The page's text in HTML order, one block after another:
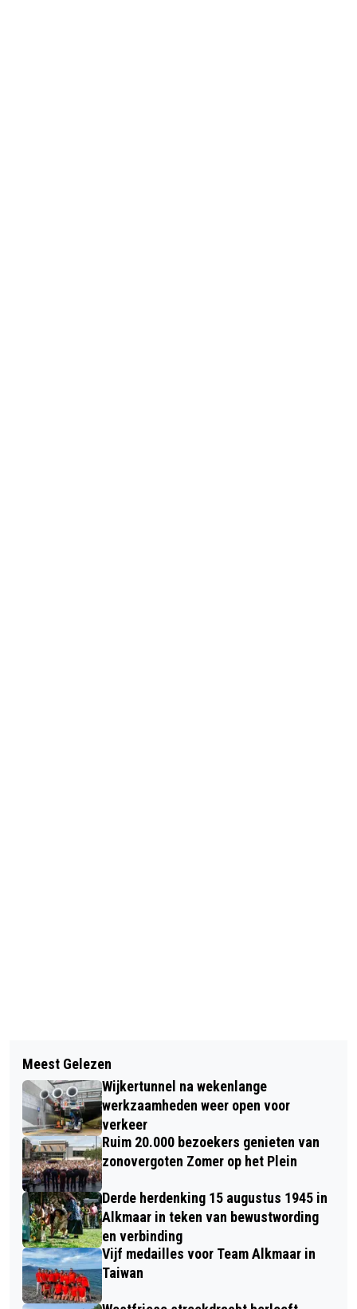
VOGELGRIEP VASTGESTELD IN
ASSENDELFT; VERVOERSVERBOD
PLUIMVEE OOK IN IJMOND TOT
CASTRICUM EN HEILOO
SINTERKLAAS KOMT AAN IN
ALKMAAR: FEESTELIJKE INTOCHT IN
STADSCENTRUM EN WINKELCENTRUM
DE MARE
Meest Gelezen
Wijkertunnel na wekenlange
werkzaamheden weer open voor
verkeer
Ruim 20.000 bezoekers genieten van
zonovergoten Zomer op het Plein
Derde herdenking 15 augustus 1945 in
Alkmaar in teken van bewustwording
en verbinding
Vijf medailles voor Team Alkmaar in
Taiwan